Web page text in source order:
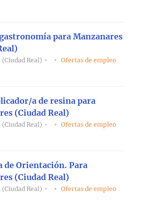
para Manzanares
Real)
Ofertas de empleo
a de resina para
(Ciudad Real)
Real)
Ofertas de empleo
de Orientación. Para
(Ciudad Real)
Real)
Ofertas de empleo